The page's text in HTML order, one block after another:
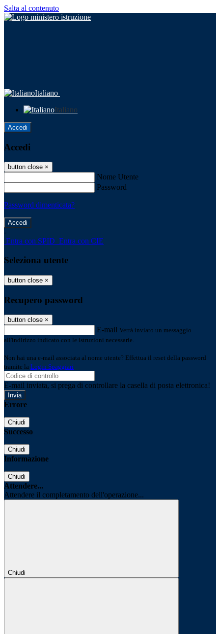
Salta al contenuto
Italiano
Italiano
Accedi
Accedi
button close ×
Nome Utente
Password
Password dimenticata?
-
Entra con SPID Entra con CIE
Seleziona utente
button close ×
Recupero password
button close ×
E-mail Verrà inviato un messaggio
all'indirizzo indicato con le istruzioni necessarie.
Non hai una e-mail associata al nome utente? Effettua il reset della password
tramite la Login Spaggiari
E-mail inviata, si prega di controllare la casella di posta elettronica!
Errore
Chiudi
Successo
Chiudi
Informazione
Chiudi
Attendere...
Attendere il completamento dell'operazione...
Chiudi